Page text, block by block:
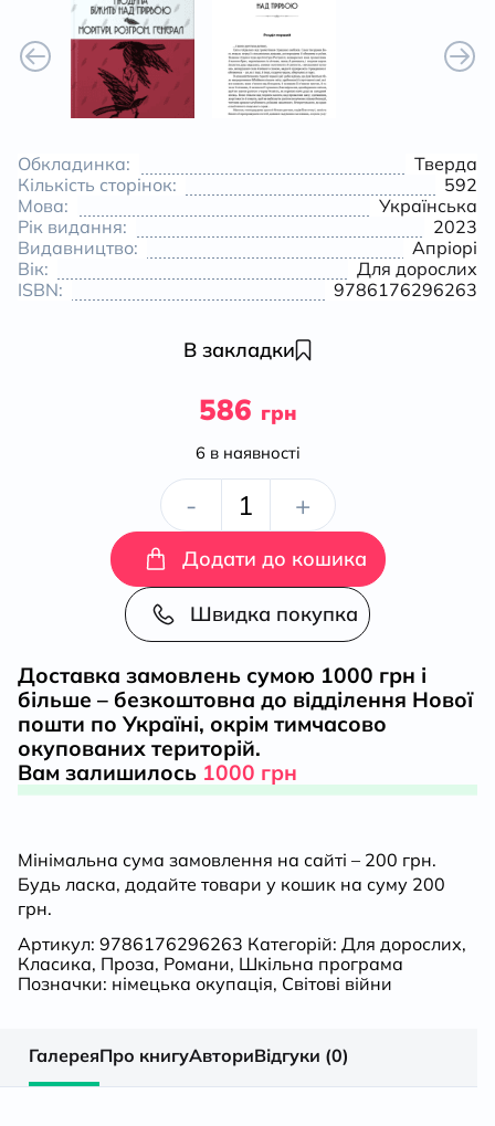
Обкладинка:
Тверда
Кількість сторінок:
592
Мова:
Українська
Рік видання:
2023
Видавництво:
Апріорі
Вік:
Для дорослих
ISBN:
9786176296263
В закладки
586 грн
6 в наявності
-
Людина
біжить
над
прірвою.
Морітурі.
Розгром.
кількість
+
Додати до кошика
Швидка покупка
Доставка замовлень сумою 1000 грн і
більше – безкоштовна до відділення Нової
пошти по Україні, окрім тимчасово
окупованих територій.
Вам залишилось 1000 грн
Мінімальна сума замовлення на сайті – 200 грн.
Будь ласка, додайте товари у кошик на суму 200
грн.
Артикул: 9786176296263 Категорій: Для дорослих,
Класика, Проза, Романи, Шкільна програма
Позначки: німецька окупація, Світові війни
ГалереяПро книгуАвториВідгуки (0)